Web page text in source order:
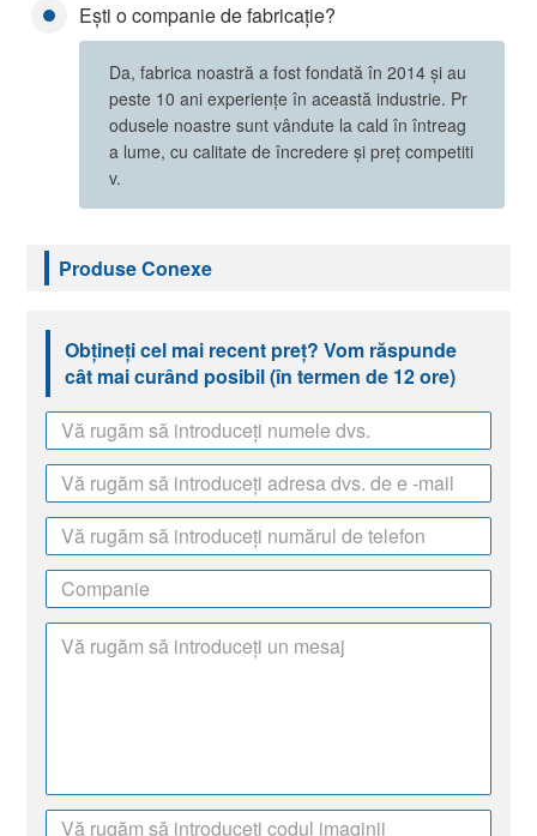
Ești o companie de fabricație?
Da, fabrica noastră a fost fondată în 2014 și au
peste 10 ani experiențe în această industrie. Pr
odusele noastre sunt vândute la cald în întreag
a lume, cu calitate de încredere și preț competiti
v.
Produse Conexe
Obțineți cel mai recent preț? Vom răspunde
cât mai curând posibil (în termen de 12 ore)